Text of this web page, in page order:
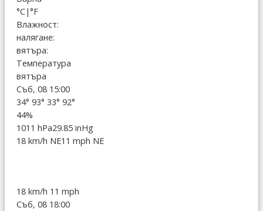
°C|°F
Влажност:
налягане:
вятъра:
Температура
вятъра
Съб, 08 15:00
34° 93° 33° 92°
44%
1011 hPa29.85 inHg
18 km/h NE11 mph NE
18 km/h 11 mph
Съб, 08 18:00